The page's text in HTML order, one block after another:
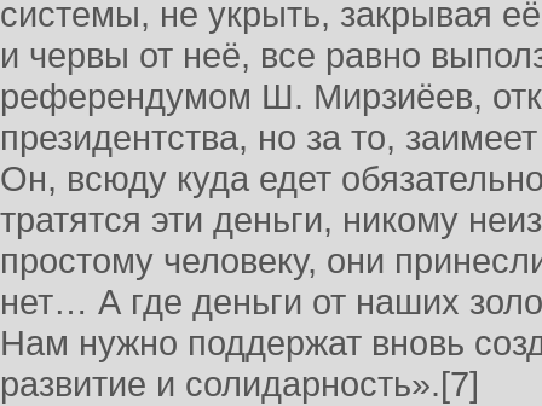
системы, не укрыть, закрывая
и червы от неё, все равно
референдумом Ш. Мирзиёев,
президентства, но за то,
Он, всюду куда едет
тратятся эти деньги, никому
простому человеку, они
нет… А где деньги от наших
Нам нужно поддержат вновь
развитие и солидарность».[7]